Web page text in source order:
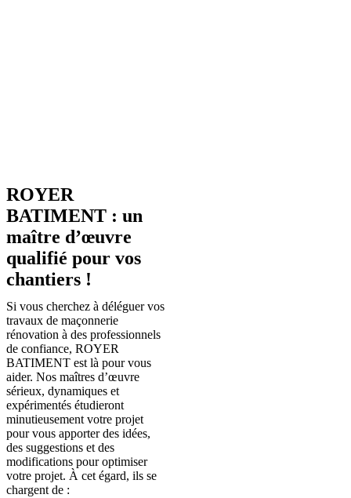
ROYER
BATIMENT : un
maître d’œuvre
qualifié pour vos
chantiers !
Si vous cherchez à déléguer vos
travaux de maçonnerie
rénovation à des professionnels
de confiance, ROYER
BATIMENT est là pour vous
aider. Nos maîtres d’œuvre
sérieux, dynamiques et
expérimentés étudieront
minutieusement votre projet
pour vous apporter des idées,
des suggestions et des
modifications pour optimiser
votre projet. À cet égard, ils se
chargent de :